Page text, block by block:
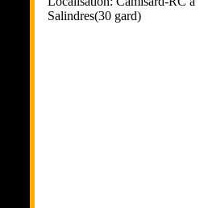
Salindres(30 gard)